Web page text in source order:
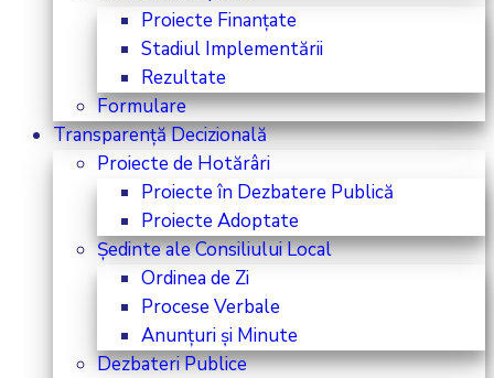
Proiecte Finanțate
Stadiul Implementării
Rezultate
Formulare
Transparență Decizională
Proiecte de Hotărâri
Proiecte în Dezbatere Publică
Proiecte Adoptate
Ședinte ale Consiliului Local
Ordinea de Zi
Procese Verbale
Anunțuri și Minute
Dezbateri Publice